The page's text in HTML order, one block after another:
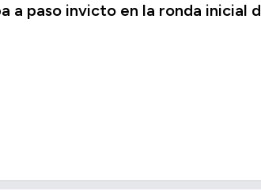
a paso invicto en la ronda inicial